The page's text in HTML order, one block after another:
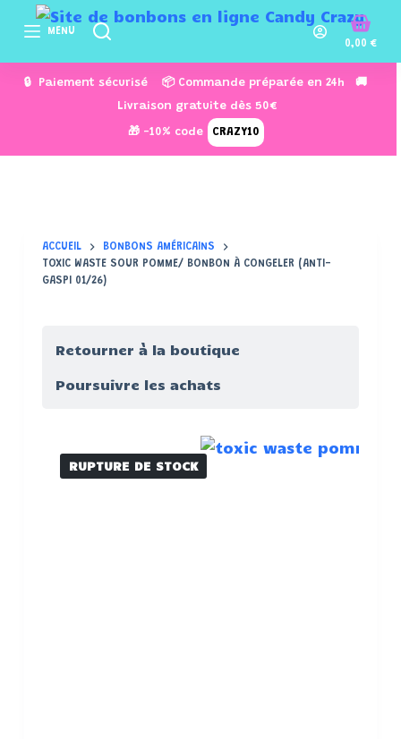
P
s
s
a
MENU
0,00€
🔒 Paiement sécurisé 📦 Commande préparée en 24h 🚚
Livraison gratuite dès 50€
🎁 -10% code CRAZY10
ACCUEIL
BONBONS AMÉRICAINS
TOXIC WASTE SOUR POMME/ BONBON À CONGELER (ANTI-
GASPI 01/26)
Poursuivre les achats
Retourner à la boutique
RUPTURE DE STOCK